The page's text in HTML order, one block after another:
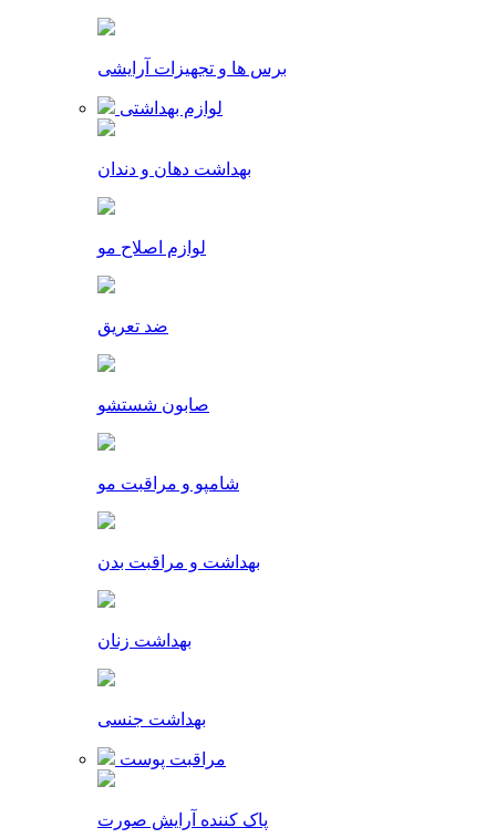
برس ها و تجهیزات آرایشی
لوازم بهداشتی
بهداشت دهان و دندان
لوازم اصلاح مو
ضد تعریق
صابون شستشو
شامپو و مراقبت مو
بهداشت و مراقبت بدن
بهداشت زنان
بهداشت جنسی
مراقبت پوست
پاک کننده آرایش صورت